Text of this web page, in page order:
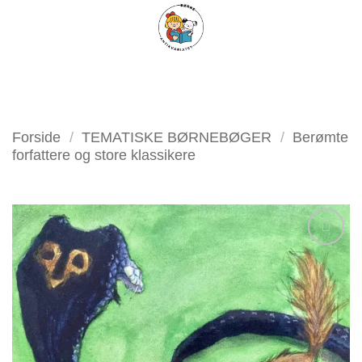
FILTER
Forside / TEMATISKE BØRNEBØGER / Berømte
forfattere og store klassikere
Tilføj
som
favorit